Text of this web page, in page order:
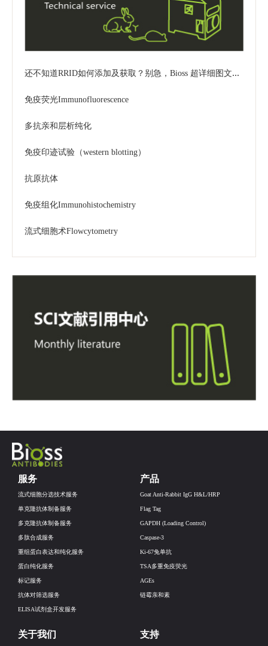
还不知道RRID如何添加及获取？别急，Bioss 超详细图文步骤来喽~
免疫荧光Immunofluorescence
多抗亲和层析纯化
免疫印迹试验（western blotting）
抗原抗体
免疫组化Immunohistochemistry
流式细胞术Flowcytometry
产品
Goat Anti-Rabbit IgG H&L/HRP
Flag Tag
GAPDH (Loading Control)
Caspase-3
Ki-67兔单抗
TSA多重免疫荧光
AGEs
链霉亲和素
服务
流式细胞分选技术服务
单克隆抗体制备服务
多克隆抗体制备服务
多肽合成服务
重组蛋白表达和纯化服务
蛋白纯化服务
标记服务
抗体对筛选服务
ELISA试剂盒开发服务
支持
关于我们